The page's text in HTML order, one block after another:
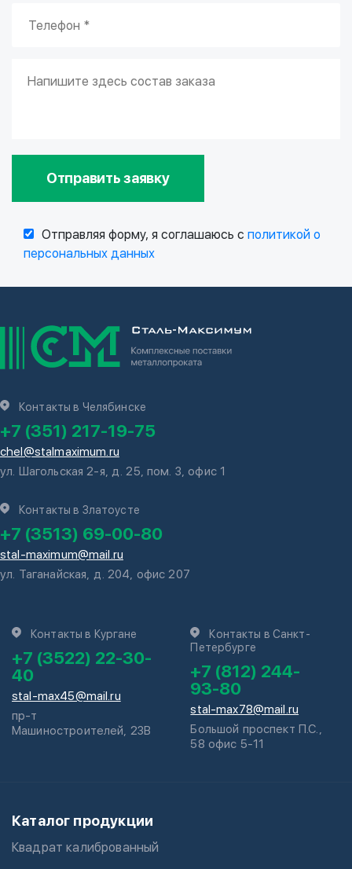
Отправить заявку
Отправляя форму, я соглашаюсь с политикой о
персональных данных
Контакты в Челябинске
+7 (351) 217-19-75
chel@stalmaximum.ru
ул. Шагольская 2-я, д. 25, пом. 3, офис 1
Контакты в Златоусте
+7 (3513) 69-00-80
stal-maximum@mail.ru
ул. Таганайская, д. 204, офис 207
Контакты в Кургане
+7 (3522) 22-30-
40
stal-max45@mail.ru
пр-т
Машиностроителей, 23В
Контакты в Санкт-
Петербурге
+7 (812) 244-
93-80
stal-max78@mail.ru
Большой проспект П.С.,
58 офис 5-11
Каталог продукции
Квадрат калиброванный